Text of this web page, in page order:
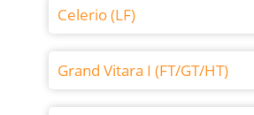
Celerio (LF)
Grand Vitara I (FT/GT/HT)